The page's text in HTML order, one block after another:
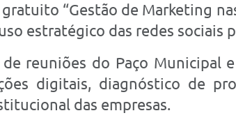
“Gestão de Marketing
estratégico das redes sociais
reuniões do Paço Municipal
digitais, diagnóstico de
das empresas.